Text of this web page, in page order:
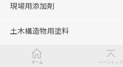
現場用添加剤
土木構造物用塗料
ホーム ページトップ